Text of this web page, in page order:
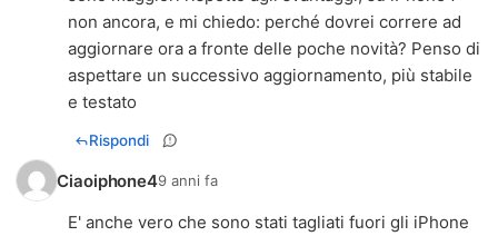
non ancora, e mi chiedo: perché dovrei correre ad
aggiornare ora a fronte delle poche novità? Penso di
aspettare un successivo aggiornamento, più stabile
e testato
Rispondi
Ciaoiphone49 anni fa
E' anche vero che sono stati tagliati fuori gli iPhone